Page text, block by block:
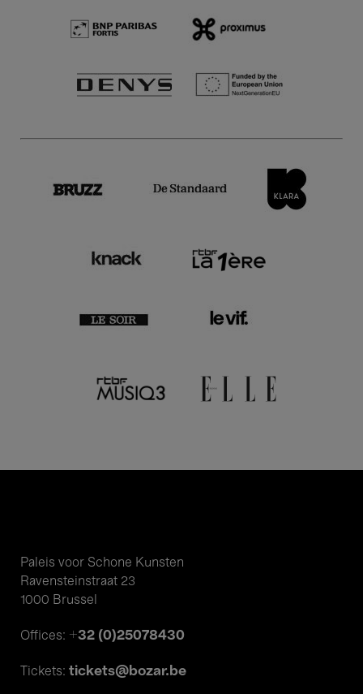
Paleis voor Schone Kunsten
Ravensteinstraat 23
1000 Brussel
Offices: +32 (0)25078430
Tickets: tickets@bozar.be